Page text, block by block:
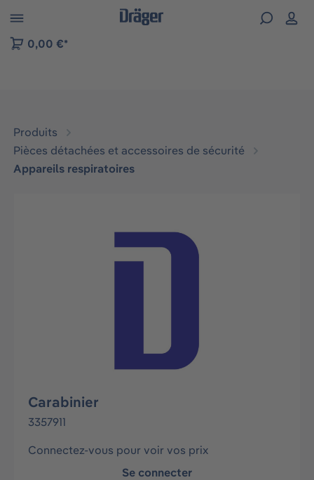
to B2B platform navigation
0,00 €*
Produits
Pièces détachées et accessoires de sécurité
Appareils respiratoires
Ignorer la galerie d'images
Carabinier
3357911
Connectez-vous pour voir vos prix
Se connecter